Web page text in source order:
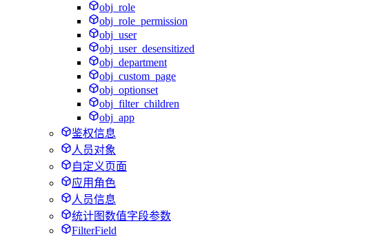
obj_role
obj_role_permission
obj_user
obj_user_desensitized
obj_department
obj_custom_page
obj_optionset
obj_filter_children
obj_app
鉴权信息
人员对象
自定义页面
应用角色
人员信息
统计图数值字段参数
FilterField